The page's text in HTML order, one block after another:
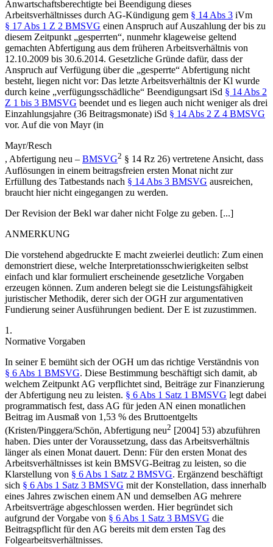
Anwartschaftsberechtigte bei Beendigung dieses
Arbeitsverhältnisses durch AG-Kündigung gem § 14 Abs 3 iVm
§ 17 Abs 1 Z 2 BMSVG einen Anspruch auf Auszahlung der bis zu
diesem Zeitpunkt „gesperrten“, nunmehr klageweise geltend
gemachten Abfertigung aus dem früheren Arbeitsverhältnis von
12.10.2009 bis 30.6.2014. Gesetzliche Gründe dafür, dass der
Anspruch auf Verfügung über die „gesperrte“ Abfertigung nicht
besteht, liegen nicht vor: Das letzte Arbeitsverhältnis der Kl wurde
durch keine „verfügungsschädliche“ Beendigungsart iSd § 14 Abs 2
Z 1 bis 3 BMSVG beendet und es liegen auch nicht weniger als drei
Einzahlungsjahre (36 Beitragsmonate) iSd § 14 Abs 2 Z 4 BMSVG
vor. Auf die von Mayr(in
Mayr/Resch
, Abfertigung neu – BMSVG2 § 14 Rz 26) vertretene Ansicht, dass
Auflösungen in einem beitragsfreien ersten Monat nicht zur
Erfüllung des Tatbestands nach § 14 Abs 3 BMSVG ausreichen,
braucht hier nicht eingegangen zu werden.
Der Revision der Bekl war daher nicht Folge zu geben. [...]
ANMERKUNG
Die vorstehend abgedruckte E macht zweierlei deutlich: Zum einen
demonstriert diese, welche Interpretationsschwierigkeiten selbst
einfach und klar formuliert erscheinende gesetzliche Vorgaben
erzeugen können. Zum anderen belegt sie die Leistungsfähigkeit
juristischer Methodik, derer sich der OGH zur argumentativen
Fundierung seiner Ausführungen bedient. Der E ist zuzustimmen.
1.
Normative Vorgaben
In seiner E bemüht sich der OGH um das richtige Verständnis von
§ 6 Abs 1 BMSVG. Diese Bestimmung beschäftigt sich damit, ab
welchem Zeitpunkt AG verpflichtet sind, Beiträge zur Finanzierung
der Abfertigung neu zu leisten. § 6 Abs 1 Satz 1 BMSVG legt dabei
programmatisch fest, dass AG für jeden AN einen monatlichen
Beitrag im Ausmaß von 1,53 % des Bruttoentgelts
(Kristen/Pinggera/Schön, Abfertigung neu2 [2004] 53) abzuführen
haben. Dies unter der Voraussetzung, dass das Arbeitsverhältnis
länger als einen Monat dauert. Denn: Für den ersten Monat des
Arbeitsverhältnisses ist kein BMSVG-Beitrag zu leisten, so die
Klarstellung von § 6 Abs 1 Satz 2 BMSVG. Ergänzend beschäftigt
sich § 6 Abs 1 Satz 3 BMSVG mit der Konstellation, dass innerhalb
eines Jahres zwischen einem AN und demselben AG mehrere
Arbeitsverträge abgeschlossen werden. Hier begründet sich
aufgrund der Vorgabe von § 6 Abs 1 Satz 3 BMSVG die
Beitragspflicht für den AG bereits mit dem ersten Tag des
Folgearbeitsverhältnisses.